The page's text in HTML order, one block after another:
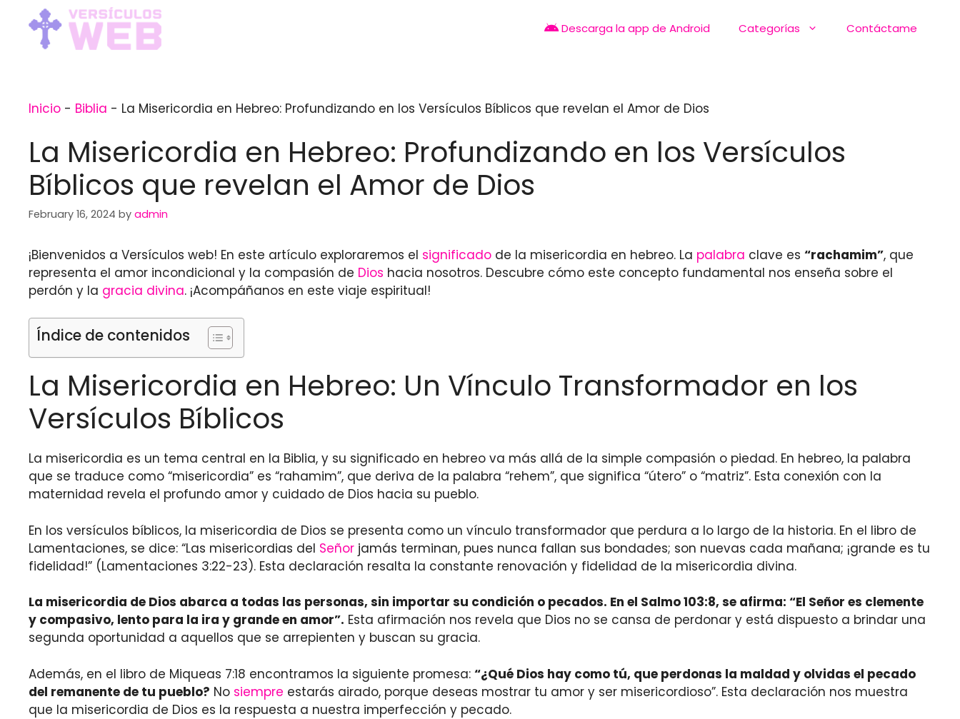
content
Descarga la app de Android Categorías Contáctame
Inicio - Biblia - La Misericordia en Hebreo: Profundizando en los Versículos Bíblicos que revelan el Amor de Dios
La Misericordia en Hebreo: Profundizando en los Versículos
Bíblicos que revelan el Amor de Dios
February 16, 2024 by admin
¡Bienvenidos a Versículos web! En este artículo exploraremos el significado de la misericordia en hebreo. La palabra clave es “rachamim”, que
representa el amor incondicional y la compasión de Dios hacia nosotros. Descubre cómo este concepto fundamental nos enseña sobre el
perdón y la gracia divina. ¡Acompáñanos en este viaje espiritual!
Índice de contenidos
La Misericordia en Hebreo: Un Vínculo Transformador en los
Versículos Bíblicos
La misericordia es un tema central en la Biblia, y su significado en hebreo va más allá de la simple compasión o piedad. En hebreo, la palabra
que se traduce como “misericordia” es “rahamim”, que deriva de la palabra “rehem”, que significa “útero” o “matriz”. Esta conexión con la
maternidad revela el profundo amor y cuidado de Dios hacia su pueblo.
En los versículos bíblicos, la misericordia de Dios se presenta como un vínculo transformador que perdura a lo largo de la historia. En el libro de
Lamentaciones, se dice: “Las misericordias del Señor jamás terminan, pues nunca fallan sus bondades; son nuevas cada mañana; ¡grande es tu
fidelidad!” (Lamentaciones 3:22-23). Esta declaración resalta la constante renovación y fidelidad de la misericordia divina.
La misericordia de Dios abarca a todas las personas, sin importar su condición o pecados. En el Salmo 103:8, se afirma: “El Señor es clemente
y compasivo, lento para la ira y grande en amor”. Esta afirmación nos revela que Dios no se cansa de perdonar y está dispuesto a brindar una
segunda oportunidad a aquellos que se arrepienten y buscan su gracia.
Además, en el libro de Miqueas 7:18 encontramos la siguiente promesa: “¿Qué Dios hay como tú, que perdonas la maldad y olvidas el pecado
del remanente de tu pueblo? No siempre estarás airado, porque deseas mostrar tu amor y ser misericordioso”. Esta declaración nos muestra
que la misericordia de Dios es la respuesta a nuestra imperfección y pecado.